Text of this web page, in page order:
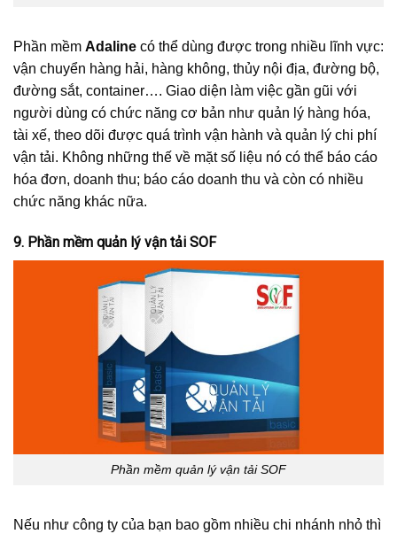
Phần mềm Adaline có thể dùng được trong nhiều lĩnh vực:
vận chuyển hàng hải, hàng không, thủy nội địa, đường bộ,
đường sắt, container…. Giao diện làm việc gần gũi với
người dùng có chức năng cơ bản như quản lý hàng hóa,
tài xế, theo dõi được quá trình vận hành và quản lý chi phí
vận tải. Không những thế về mặt số liệu nó có thể báo cáo
hóa đơn, doanh thu; báo cáo doanh thu và còn có nhiều
chức năng khác nữa.
9. Phần mềm quản lý vận tải SOF
Phần mềm quản lý vận tải SOF
Nếu như công ty của bạn bao gồm nhiều chi nhánh nhỏ thì